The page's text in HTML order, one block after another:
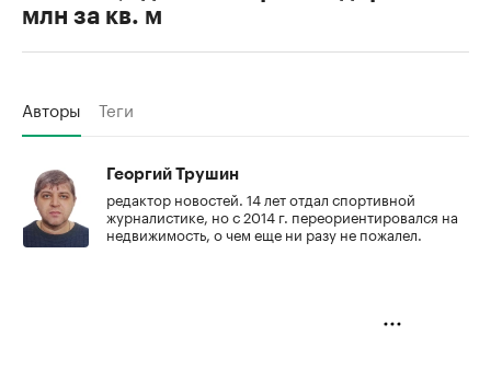
млн за кв. м
Авторы Теги
Георгий Трушин
редактор новостей. 14 лет отдал спортивной
журналистике, но с 2014 г. переориентировался на
недвижимость, о чем еще ни разу не пожалел.